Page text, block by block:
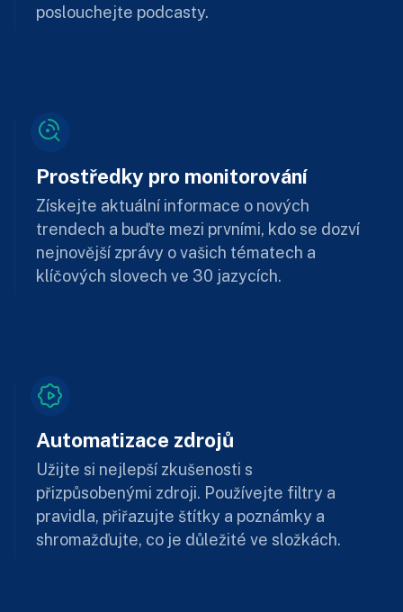
poslouchejte podcasty.
Prostředky pro monitorování
Získejte aktuální informace o nových
trendech a buďte mezi prvními, kdo se dozví
nejnovější zprávy o vašich tématech a
klíčových slovech ve 30 jazycích.
Automatizace zdrojů
Užijte si nejlepší zkušenosti s
přizpůsobenými zdroji. Používejte filtry a
pravidla, přiřazujte štítky a poznámky a
shromažďujte, co je důležité ve složkách.